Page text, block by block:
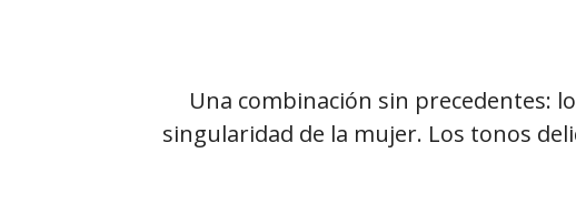
Una combinación sin precedentes:
singularidad de la mujer. Los tonos